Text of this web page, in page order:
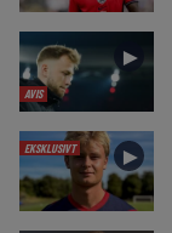
AVIS
►
EKSKLUSIVT ►